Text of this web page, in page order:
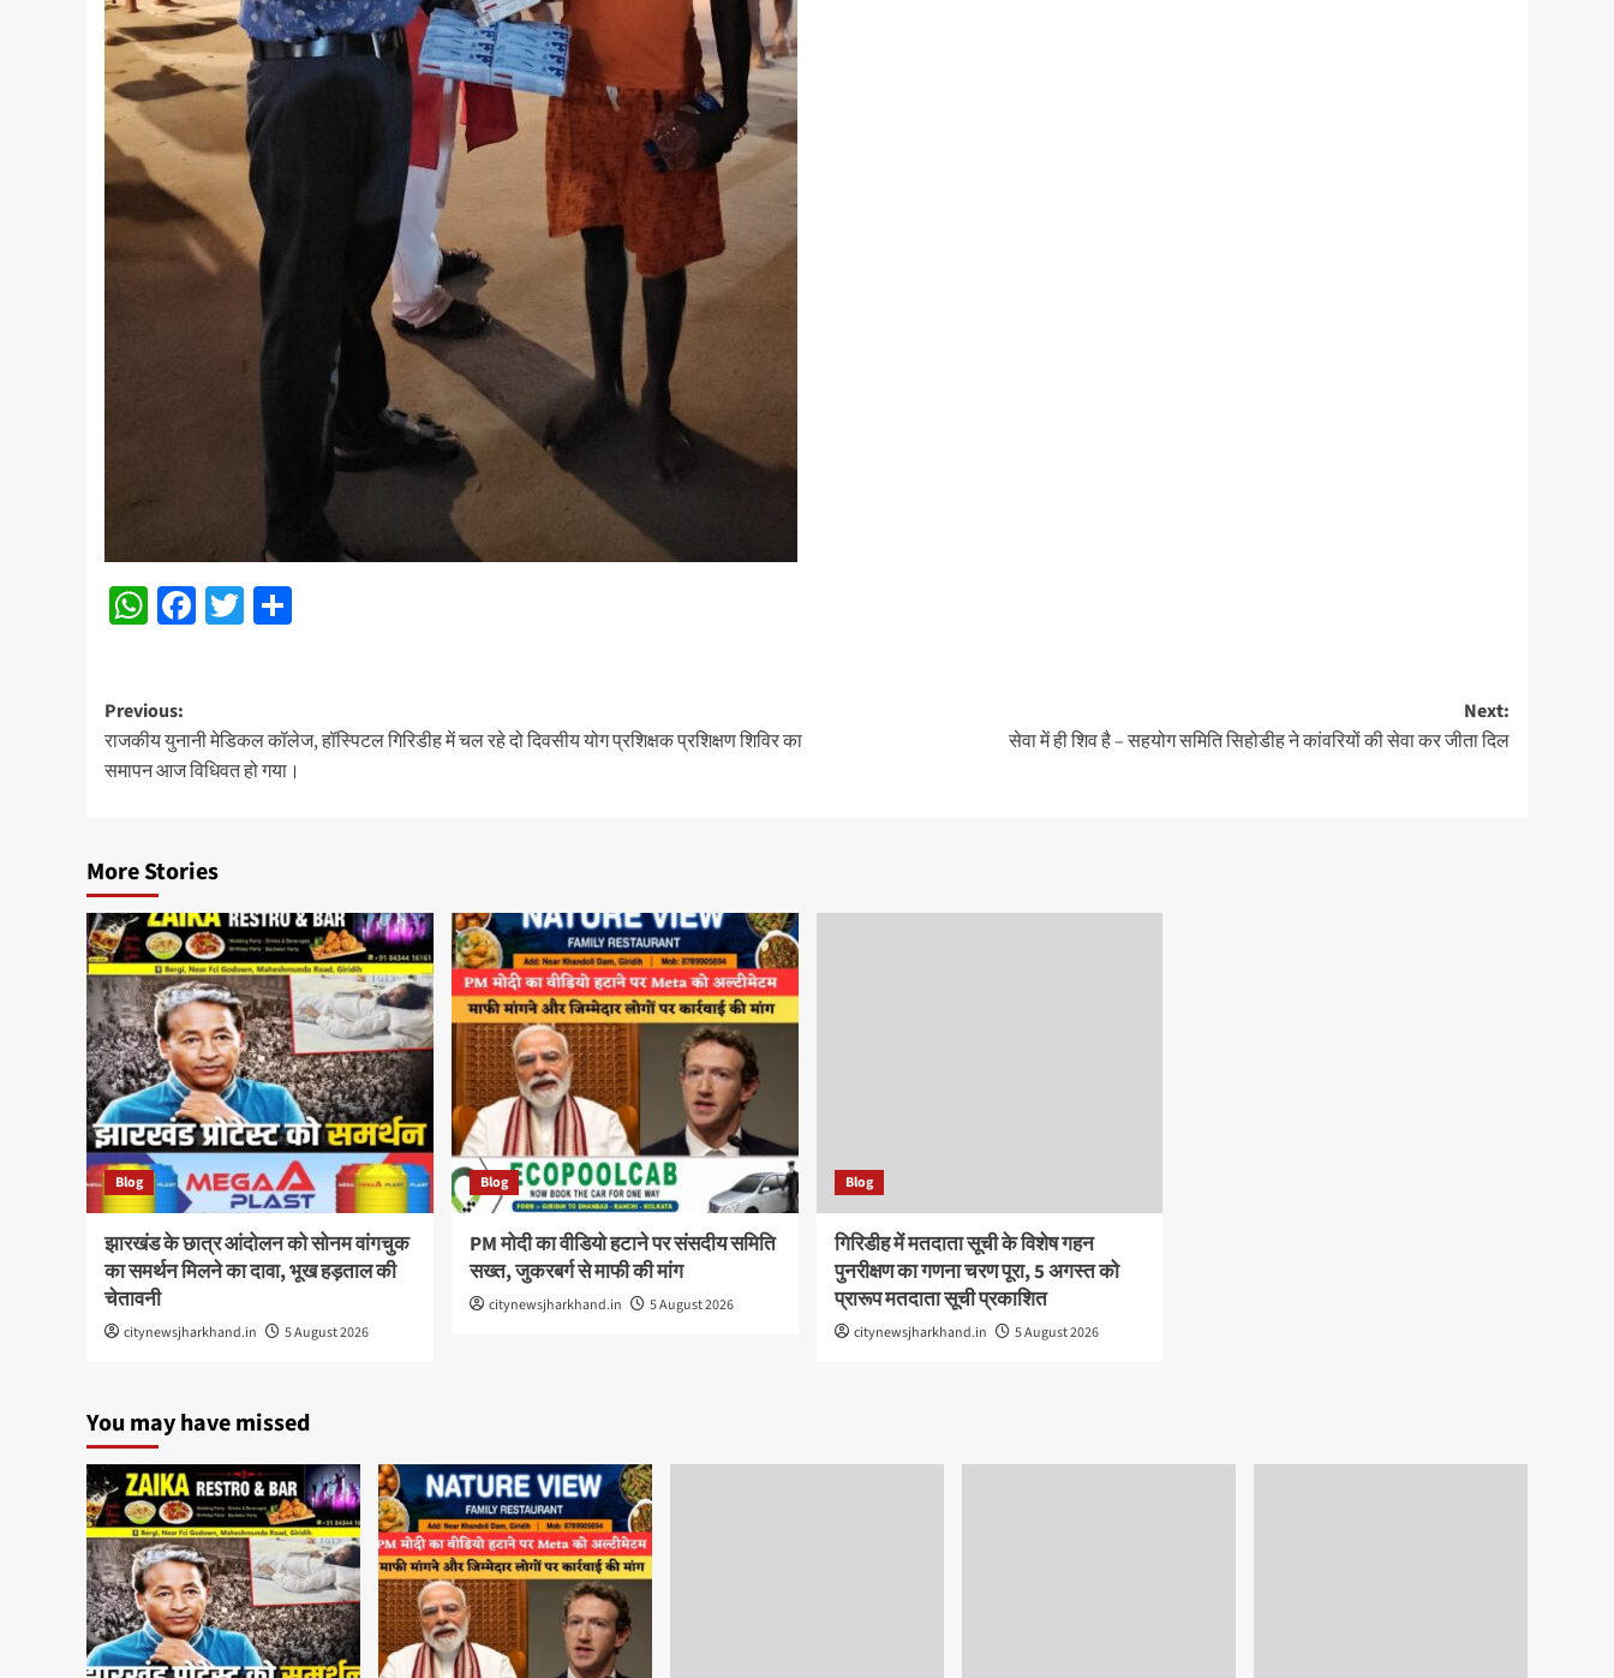
WhatsApp
Facebook
Twitter
Post
navigation
Previous:
राजकीय युनानी मेडिकल कॉलेज, हॉस्पिटल गिरिडीह में चल रहे दो दिवसीय योग प्रशिक्षक प्रशिक्षण शिविर का
समापन आज विधिवत हो गया।
Next:
सेवा में ही शिव है – सहयोग समिति सिहोडीह ने कांवरियों की सेवा कर जीता दिल
More Stories
Blog
झारखंड के छात्र आंदोलन को सोनम वांगचुक
का समर्थन मिलने का दावा, भूख हड़ताल की
चेतावनी
citynewsjharkhand.in 5 August 2026
Blog
PM मोदी का वीडियो हटाने पर संसदीय समिति
सख्त, जुकरबर्ग से माफी की मांग
citynewsjharkhand.in 5 August 2026
Blog
गिरिडीह में मतदाता सूची के विशेष गहन
पुनरीक्षण का गणना चरण पूरा, 5 अगस्त को
प्रारूप मतदाता सूची प्रकाशित
citynewsjharkhand.in 5 August 2026
You may have missed